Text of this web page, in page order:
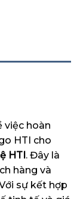
việc hoàn
HTI cho
HTI. Đây là
hàng và
sự kết hợp